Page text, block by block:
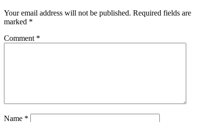
Your email address will not be published. Required fields are
marked *
Comment *
Name *